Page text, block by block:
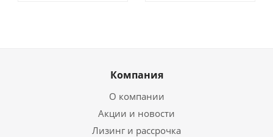
Компания
О компании
Акции и новости
Лизинг и рассрочка